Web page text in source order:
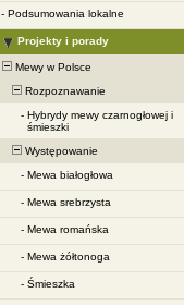
- Podsumowania lokalne
Projekty i porady
Mewy w Polsce
Rozpoznawanie
- Hybrydy mewy czarnogłowej i
śmieszki
Występowanie
- Mewa białogłowa
- Mewa srebrzysta
- Mewa romańska
- Mewa żółtonoga
- Śmieszka